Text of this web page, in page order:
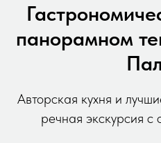
панорамном
Авторская кухня и
речная экскурсия